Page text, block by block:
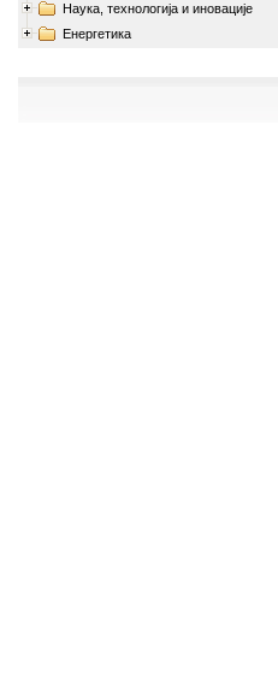
Наука, технологија и иновације
Енергетика